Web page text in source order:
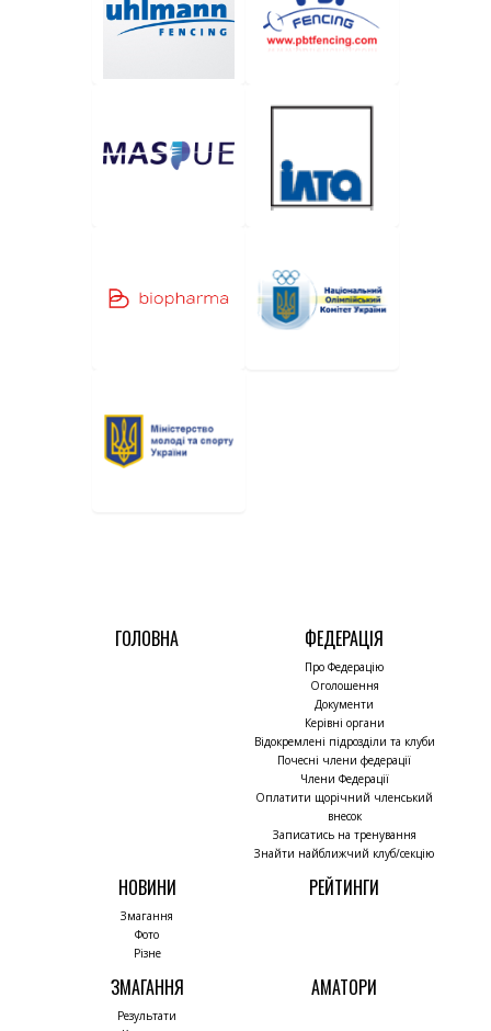
ГОЛОВНА ФЕДЕРАЦІЯ
Про Федерацію
Оголошення
Документи
Керівні органи
Відокремлені підрозділи та клуби
Почесні члени федерації
Члени Федерації
Оплатити щорічний членський
внесок
Записатись на тренування
Знайти найближчий клуб/секцію
НОВИНИ
Змагання
Фото
Різне
РЕЙТИНГИ
ЗМАГАННЯ
Результати
АМАТОРИ